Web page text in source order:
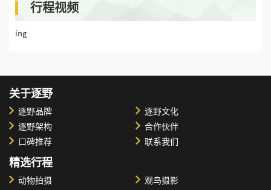
行程视频
ing
关于逐野
逐野品牌
逐野文化
逐野架构
合作伙伴
口碑推荐
联系我们
精选行程
动物拍摄
观鸟摄影